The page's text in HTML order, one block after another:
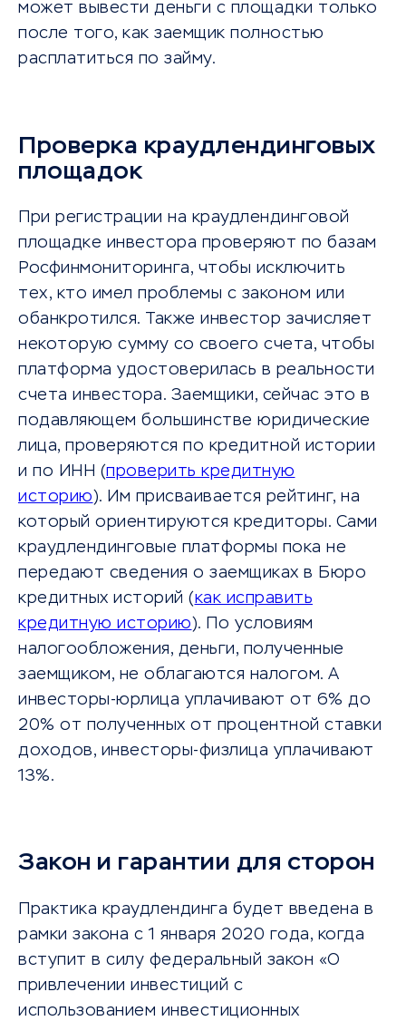
может вывести деньги с площадки только
после того, как заемщик полностью
расплатиться по займу.
Проверка краудлендинговых
площадок
При регистрации на краудлендинговой
площадке инвестора проверяют по базам
Росфинмониторинга, чтобы исключить
тех, кто имел проблемы с законом или
обанкротился. Также инвестор зачисляет
некоторую сумму со своего счета, чтобы
платформа удостоверилась в реальности
счета инвестора. Заемщики, сейчас это в
подавляющем большинстве юридические
лица, проверяются по кредитной истории
и по ИНН (проверить кредитную
историю). Им присваивается рейтинг, на
который ориентируются кредиторы. Сами
краудлендинговые платформы пока не
передают сведения о заемщиках в Бюро
кредитных историй (как исправить
кредитную историю). По условиям
налогообложения, деньги, полученные
заемщиком, не облагаются налогом. А
инвесторы-юрлица уплачивают от 6% до
20% от полученных от процентной ставки
доходов, инвесторы-физлица уплачивают
13%.
Закон и гарантии для сторон
Практика краудлендинга будет введена в
рамки закона с 1 января 2020 года, когда
вступит в силу федеральный закон «О
привлечении инвестиций с
использованием инвестиционных